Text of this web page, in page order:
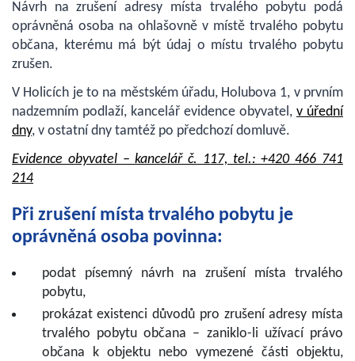
Návrh na zrušení adresy místa trvalého pobytu podá
oprávněná osoba na ohlašovně v místě trvalého pobytu
občana, kterému má být údaj o místu trvalého pobytu
zrušen.
V Holicích je to na městském úřadu, Holubova 1, v prvním
nadzemním podlaží, kancelář evidence obyvatel, v úřední
dny, v ostatní dny tamtéž po předchozí domluvě.
Evidence obyvatel – kancelář č. 117, tel.: +420 466 741
214
Při zrušení místa trvalého pobytu je
oprávněná osoba povinna:
podat písemný návrh na zrušení místa trvalého
pobytu,
prokázat existenci důvodů pro zrušení adresy místa
trvalého pobytu občana – zaniklo-li užívací právo
občana k objektu nebo vymezené části objektu,